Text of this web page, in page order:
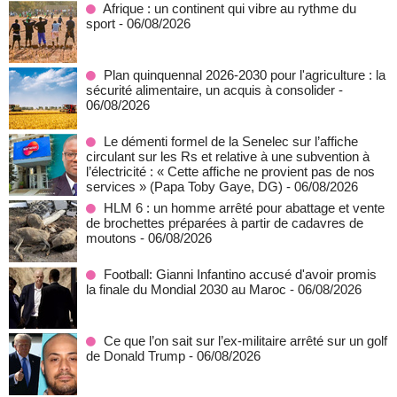
Afrique : un continent qui vibre au rythme du
sport - 06/08/2026
Plan quinquennal 2026-2030 pour l'agriculture : la
sécurité alimentaire, un acquis à consolider -
06/08/2026
Le démenti formel de la Senelec sur l’affiche
circulant sur les Rs et relative à une subvention à
l’électricité : « Cette affiche ne provient pas de nos
services » (Papa Toby Gaye, DG) - 06/08/2026
HLM 6 : un homme arrêté pour abattage et vente
de brochettes préparées à partir de cadavres de
moutons - 06/08/2026
Football: Gianni Infantino accusé d'avoir promis
la finale du Mondial 2030 au Maroc - 06/08/2026
Ce que l’on sait sur l’ex-militaire arrêté sur un golf
de Donald Trump - 06/08/2026